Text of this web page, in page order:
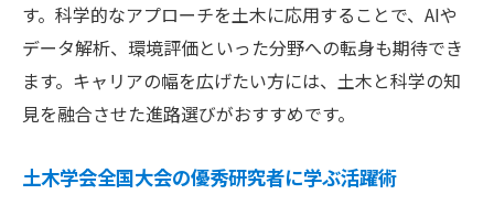
す。科学的なアプローチを土木に応用することで、AIや
データ解析、環境評価といった分野への転身も期待でき
ます。キャリアの幅を広げたい方には、土木と科学の知
見を融合させた進路選びがおすすめです。
土木学会全国大会の優秀研究者に学ぶ活躍術